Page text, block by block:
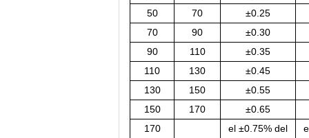
50
70
±0.25
70
90
±0.30
90
110
±0.35
110
130
±0.45
130
150
±0.55
150
170
±0.65
170
el ±0.75% del